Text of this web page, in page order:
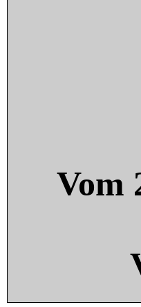
Vom